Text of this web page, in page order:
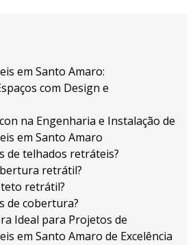
em Santo Amaro:
com Design e
na Engenharia e Instalação de
em Santo Amaro
de telhados retráteis?
retrátil?
retrátil?
de cobertura?
Ideal para Projetos de
em Santo Amaro de Excelência